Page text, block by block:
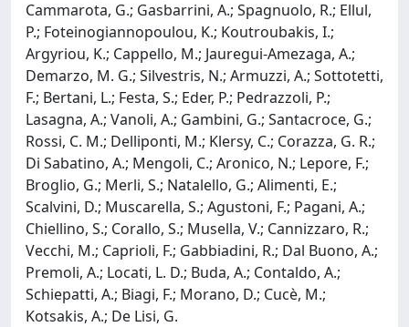
Cammarota, G.; Gasbarrini, A.; Spagnuolo, R.; Ellul,
P.; Foteinogiannopoulou, K.; Koutroubakis, I.;
Argyriou, K.; Cappello, M.; Jauregui-Amezaga, A.;
Demarzo, M. G.; Silvestris, N.; Armuzzi, A.; Sottotetti,
F.; Bertani, L.; Festa, S.; Eder, P.; Pedrazzoli, P.;
Lasagna, A.; Vanoli, A.; Gambini, G.; Santacroce, G.;
Rossi, C. M.; Delliponti, M.; Klersy, C.; Corazza, G. R.;
Di Sabatino, A.; Mengoli, C.; Aronico, N.; Lepore, F.;
Broglio, G.; Merli, S.; Natalello, G.; Alimenti, E.;
Scalvini, D.; Muscarella, S.; Agustoni, F.; Pagani, A.;
Chiellino, S.; Corallo, S.; Musella, V.; Cannizzaro, R.;
Vecchi, M.; Caprioli, F.; Gabbiadini, R.; Dal Buono, A.;
Premoli, A.; Locati, L. D.; Buda, A.; Contaldo, A.;
Schiepatti, A.; Biagi, F.; Morano, D.; Cucè, M.;
Kotsakis, A.; De Lisi, G.